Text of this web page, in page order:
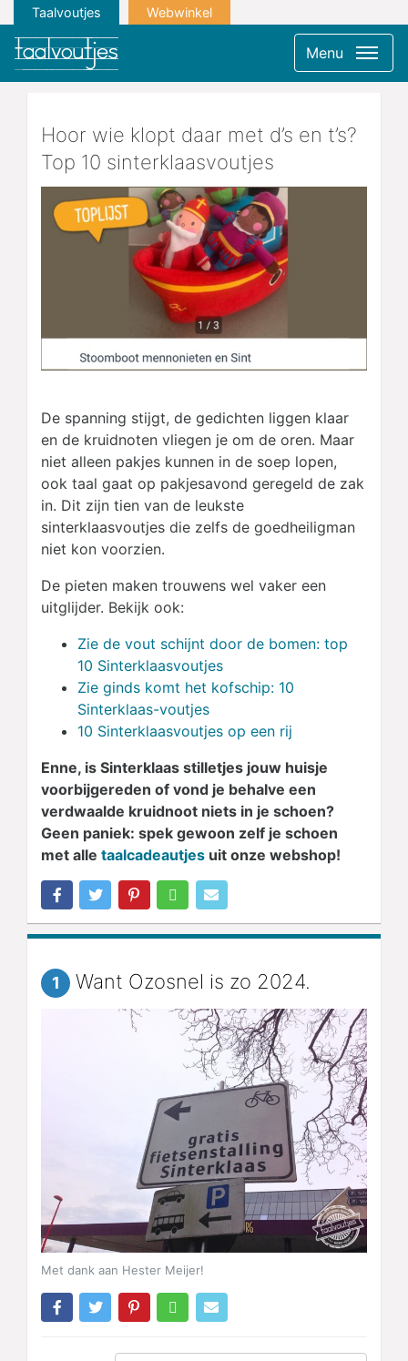
Taalvoutjes Webwinkel
Menu
Hoor wie klopt daar met d’s en t’s?
Top 10 sinterklaasvoutjes
De spanning stijgt, de gedichten liggen klaar
en de kruidnoten vliegen je om de oren. Maar
niet alleen pakjes kunnen in de soep lopen,
ook taal gaat op pakjesavond geregeld de zak
in. Dit zijn tien van de leukste
sinterklaasvoutjes die zelfs de goedheiligman
niet kon voorzien.
De pieten maken trouwens wel vaker een
uitglijder. Bekijk ook:
Zie de vout schijnt door de bomen: top
10 Sinterklaasvoutjes
Zie ginds komt het kofschip: 10
Sinterklaas-voutjes
10 Sinterklaasvoutjes op een rij
Enne, is Sinterklaas stilletjes jouw huisje
voorbijgereden of vond je behalve een
verdwaalde kruidnoot niets in je schoen?
Geen paniek: spek gewoon zelf je schoen
met alle taalcadeautjes uit onze webshop!
1 Want Ozosnel is zo 2024.
Met dank aan Hester Meijer!